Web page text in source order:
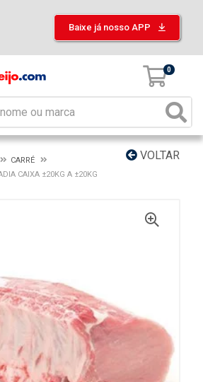
Baixe já nosso APP
0
VOLTAR
CARRÉ
CAIXA ±20KG A ±20KG